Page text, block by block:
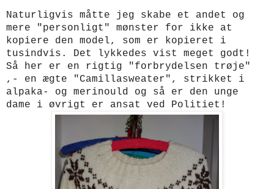
Naturligvis måtte jeg skabe et andet og
mere "personligt" mønster for ikke at
kopiere den model, som er kopieret i
tusindvis. Det lykkedes vist meget godt!
Så her er en rigtig "forbrydelsen trøje"
,- en ægte "Camillasweater", strikket i
alpaka- og merinould og så er den unge
dame i øvrigt er ansat ved Politiet!